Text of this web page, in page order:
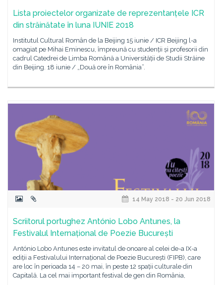
Lista proiectelor organizate de reprezentanțele ICR
din străinătate în luna IUNIE 2018
Institutul Cultural Român de la Beijing 15 iunie / ICR Beijing l-a
omagiat pe Mihai Eminescu, împreună cu studenții și profesorii din
cadrul Catedrei de Limba Română a Universității de Studii Străine
din Beijing. 18 iunie / „Două ore în România”.
14 May 2018 - 20 Jun 2018
Scriitorul portughez António Lobo Antunes, la
Festivalul Internațional de Poezie București
António Lobo Antunes este invitatul de onoare al celei de-a IX-a
ediții a Festivalului Internațional de Poezie București (FIPB), care
are loc în perioada 14 – 20 mai, în peste 12 spații culturale din
Capitală. La cel mai important festival de gen din România,